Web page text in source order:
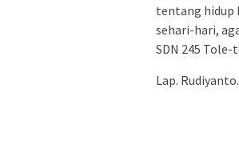
tentang hidup
sehari-hari,
SDN 245 Tole-
Lap. Rudiyanto.